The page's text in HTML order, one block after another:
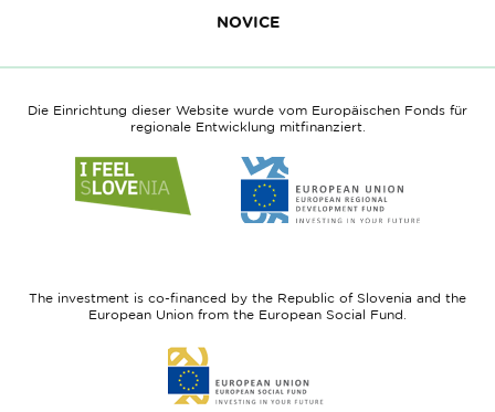
NOVICE
Die Einrichtung dieser Website wurde vom Europäischen Fonds für
regionale Entwicklung mitfinanziert.
to
website
to
website
Fund
The investment is co-financed by the Republic of Slovenia and the
European Union from the European Social Fund.
to
website